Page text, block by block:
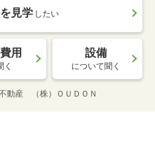
見学 したい
用
く
設備
について聞く
動産 （株）ＯＵＤＯＮ